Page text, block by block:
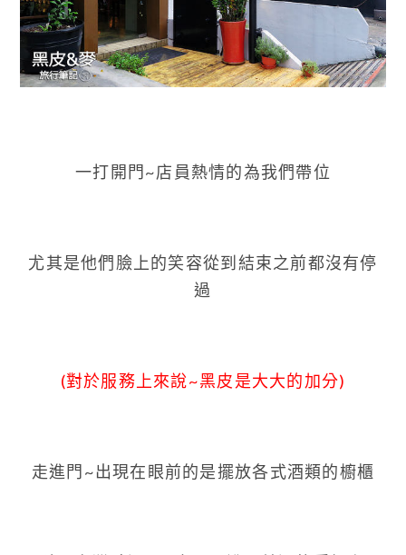
一打開門~店員熱情的為我們帶位
尤其是他們臉上的笑容從到結束之前都沒有停
過
(對於服務上來說~黑皮是大大的加分)
走進門~出現在眼前的是擺放各式酒類的櫥櫃